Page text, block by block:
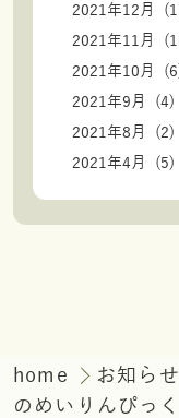
2021年12月
2021年11月
2021年10月
2021年9月 (4)
2021年8月 (2)
2021年4月 (5)
home お知らせ
のめいりんぴっ